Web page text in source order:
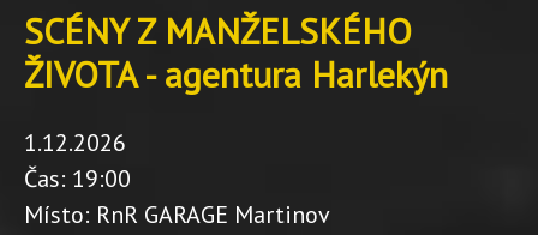
SCÉNY Z MANŽELSKÉHO
ŽIVOTA - agentura Harlekýn
1.12.2026
Čas: 19:00
Místo: RnR GARAGE Martinov